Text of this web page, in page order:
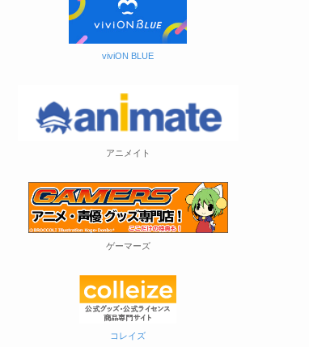
viviON BLUE
アニメイト
ゲーマーズ
コレイズ